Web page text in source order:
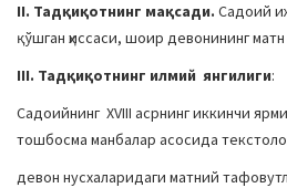
II. Тадқиқотнинг мақсади. Садоий
қўшган ҳиссаси, шоир девонининг
III. Тадқиқотнинг илмий янгилиги:
Садоийнинг XVIII асрнинг иккинчи
тошбосма манбалар асосида
девон нусхаларидаги матний